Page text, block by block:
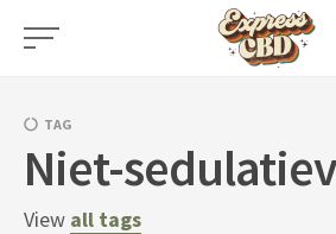
Skip
TAG
Niet-
View all tags